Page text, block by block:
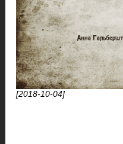
[2018-10-04]